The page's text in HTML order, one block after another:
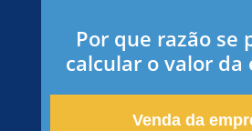
Por que razão se
calcular o valor da
Venda da